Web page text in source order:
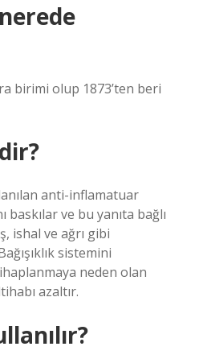
birimi olup 1873’ten beri
anti-inflamatuar
baskılar ve bu yanıta bağlı
ishal ve ağrı gibi
sistemini
neden olan
azaltır.